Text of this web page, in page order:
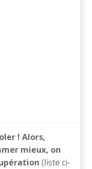
! Alors,
mieux, on
(liste ci-